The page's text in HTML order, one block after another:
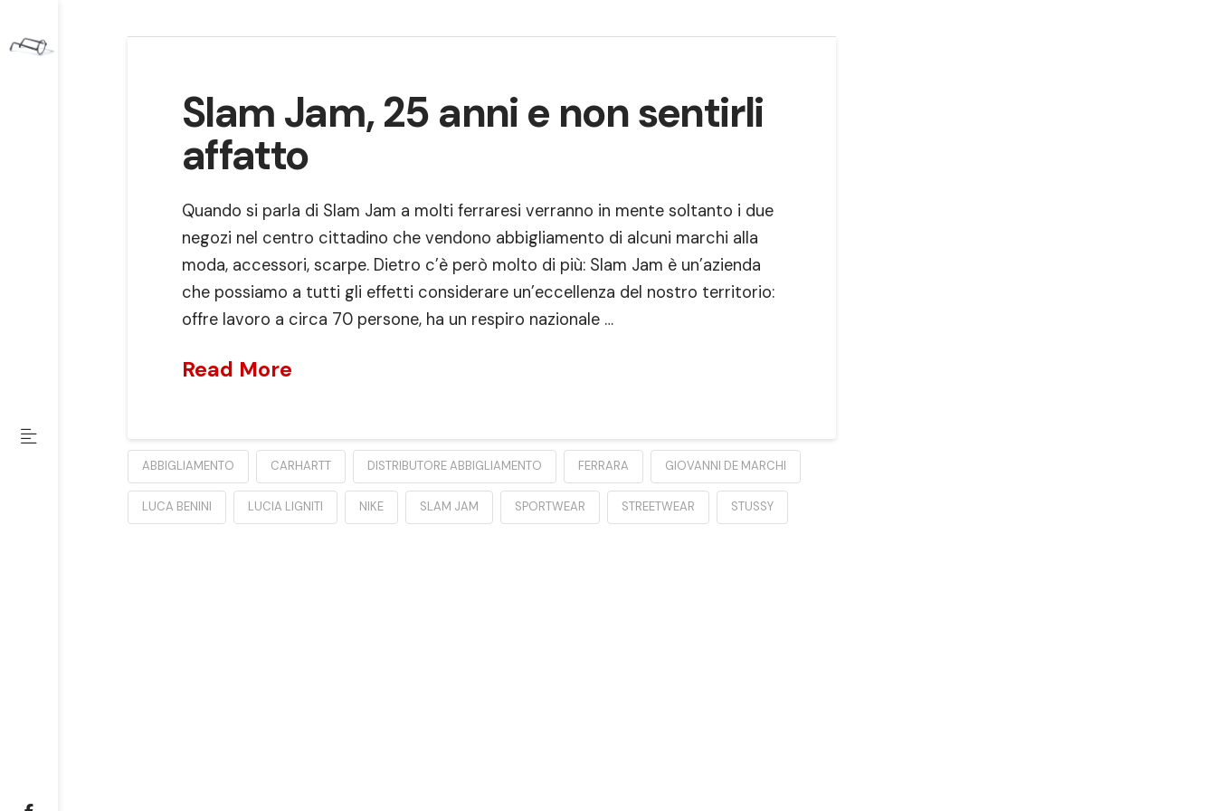
Slam Jam, 25 anni e non sentirli
affatto
Quando si parla di Slam Jam a molti ferraresi verranno in mente soltanto i due
negozi nel centro cittadino che vendono abbigliamento di alcuni marchi alla
moda, accessori, scarpe. Dietro c’è però molto di più: Slam Jam è un’azienda
che possiamo a tutti gli effetti considerare un’eccellenza del nostro territorio:
offre lavoro a circa 70 persone, ha un respiro nazionale …
Read More
ABBIGLIAMENTO CARHARTT DISTRIBUTORE ABBIGLIAMENTO FERRARA GIOVANNI DE MARCHI
LUCA BENINI LUCIA LIGNITI NIKE SLAM JAM SPORTWEAR STREETWEAR STUSSY